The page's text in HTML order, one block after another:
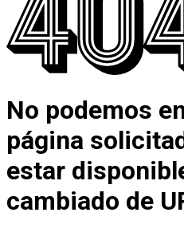
No podemos
página
estar
cambiado de